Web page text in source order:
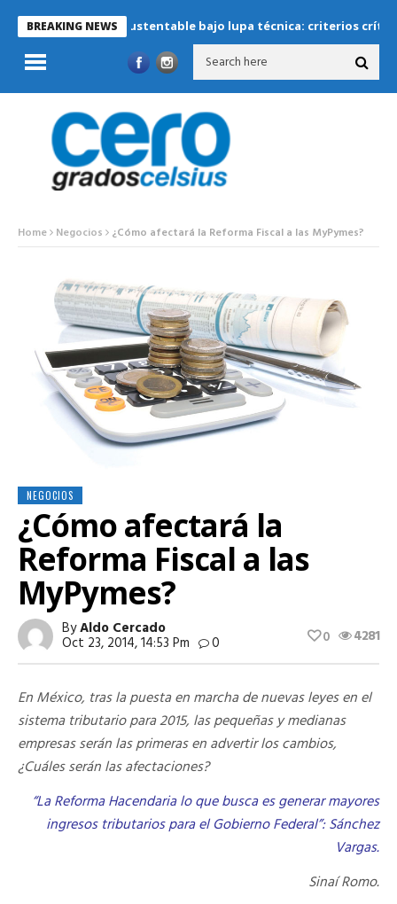
BREAKING NEWS
sustentable bajo lupa técnica: criterios críticos para
Home Negocios ¿Cómo afectará la Reforma Fiscal a las MyPymes?
NEGOCIOS
¿Cómo afectará la
Reforma Fiscal a las
MyPymes?
ByAldo Cercado
Oct 23, 2014, 14:53 Pm 0 4281
0
En México, tras la puesta en marcha de nuevas leyes en el
sistema tributario para 2015, las pequeñas y medianas
empresas serán las primeras en advertir los cambios,
¿Cuáles serán las afectaciones?
“La Reforma Hacendaria lo que busca es generar mayores
ingresos tributarios para el Gobierno Federal”: Sánchez
Vargas.
Sinaí Romo.